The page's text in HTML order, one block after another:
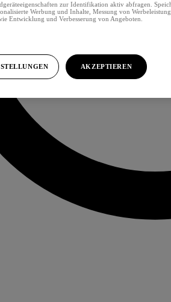
zur Identifikation aktiv abfragen.
Werbung und Inhalte, Messung von
Entwicklung und Verbesserung von Angeboten.
AKZEPTIEREN